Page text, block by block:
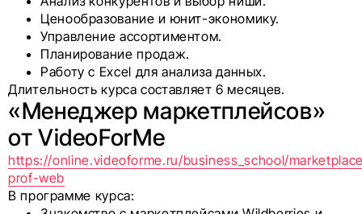
Ценообразование и юнит-экономику.
Управление ассортиментом.
Планирование продаж.
Работу с Excel для анализа данных.
Длительность курса составляет 6 месяцев.
«Менеджер маркетплейсов»
от VideoForMe
https://online.videoforme.ru/business_school/
prof-web
В программе курса: